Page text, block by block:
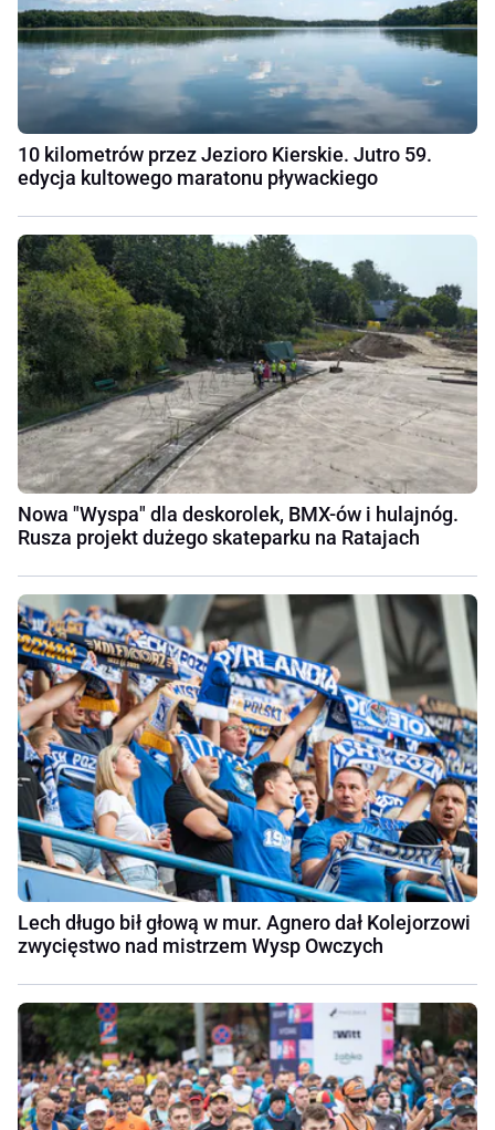
10 kilometrów przez Jezioro Kierskie. Jutro 59.
edycja kultowego maratonu pływackiego
Nowa "Wyspa" dla deskorolek, BMX-ów i hulajnóg.
Rusza projekt dużego skateparku na Ratajach
Lech długo bił głową w mur. Agnero dał Kolejorzowi
zwycięstwo nad mistrzem Wysp Owczych